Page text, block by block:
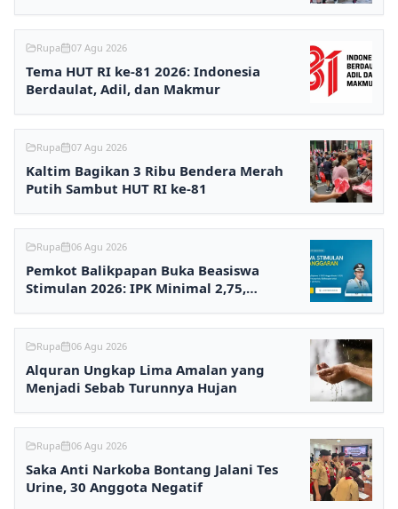
Rupa 07 Agu 2026
Tema HUT RI ke-81 2026: Indonesia
Berdaulat, Adil, dan Makmur
Rupa 07 Agu 2026
Kaltim Bagikan 3 Ribu Bendera Merah
Putih Sambut HUT RI ke-81
Rupa 06 Agu 2026
Pemkot Balikpapan Buka Beasiswa
Stimulan 2026: IPK Minimal 2,75,
Rupa 06 Agu 2026
Alquran Ungkap Lima Amalan yang
Menjadi Sebab Turunnya Hujan
Rupa 06 Agu 2026
Saka Anti Narkoba Bontang Jalani Tes
Urine, 30 Anggota Negatif